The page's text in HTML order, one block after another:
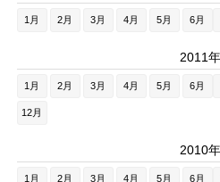
1月 2月 3月 4月 5月 6月
2011年
1月 2月 3月 4月 5月 6月
12月
2010年
1月 2月 3月 4月 5月 6月